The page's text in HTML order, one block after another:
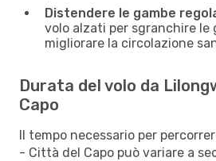
Distendere le gambe
volo alzati per sgranchire le
migliorare la circolazione
Durata del volo da
Capo
Il tempo necessario per
- Città del Capo può variare a